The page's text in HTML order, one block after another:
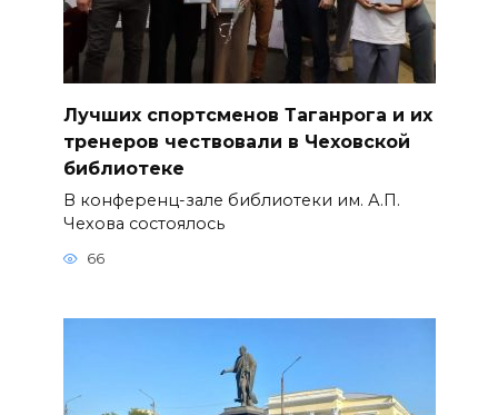
Лучших спортсменов Таганрога и их
тренеров чествовали в Чеховской
библиотеке
В конференц-зале библиотеки им. А.П.
Чехова состоялось
66